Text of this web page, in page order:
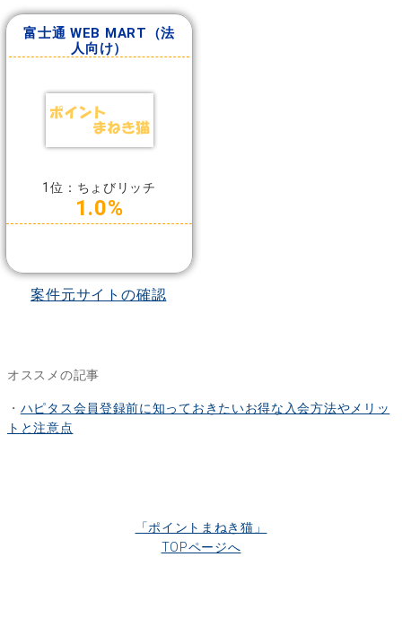
富士通 WEB MART（法
人向け）
1位：ちょびリッチ
1.0%
案件元サイトの確認
オススメの記事
・ ハピタス会員登録前に知っておきたいお得な入会方法やメリッ
トと注意点
「ポイントまねき猫」
TOPページへ